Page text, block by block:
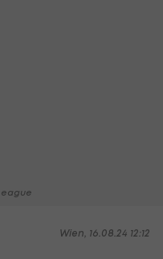
Wien, 16.08.24 12:12